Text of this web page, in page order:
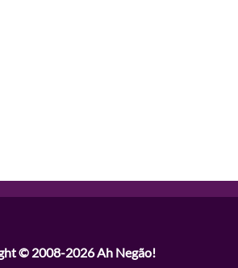
© 2008-2026Ah Negão!